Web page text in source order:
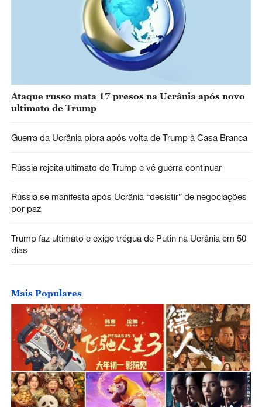
Ataque russo mata 17 presos na Ucrânia após novo
ultimato de Trump
Guerra da Ucrânia piora após volta de Trump à Casa Branca
Rússia rejeita ultimato de Trump e vê guerra continuar
Rússia se manifesta após Ucrânia “desistir” de negociações
por paz
Trump faz ultimato e exige trégua de Putin na Ucrânia em 50
dias
Mais Populares